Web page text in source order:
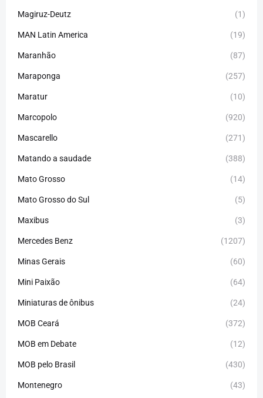
Magiruz-Deutz (1)
MAN Latin America (19)
Maranhão (87)
Maraponga (257)
Maratur (10)
Marcopolo (920)
Mascarello (271)
Matando a saudade (388)
Mato Grosso (14)
Mato Grosso do Sul (5)
Maxibus (3)
Mercedes Benz (1207)
Minas Gerais (60)
Mini Paixão (64)
Miniaturas de ônibus (24)
MOB Ceará (372)
MOB em Debate (12)
MOB pelo Brasil (430)
Montenegro (43)